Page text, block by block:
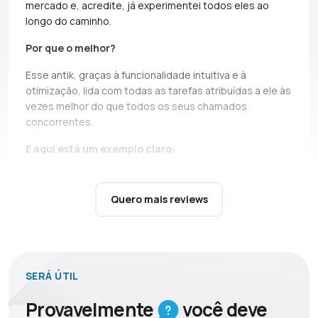
Quero mais reviews
mercado e, acredite, já experimentei todos eles ao
longo do caminho.
Por que o melhor?
Esse antik, graças à funcionalidade intuitiva e à
otimização, lida com todas as tarefas atribuídas a ele às
vezes melhor do que todos os seus chamados
concorrentes.
E aqui está um exemplo claro:
It’s not only about high load during the queue,
Em situações menos estressantes, o Dolphin também
é simplesmente indispensável:
SERÁ ÚTIL
Provavelmente vocêdeve